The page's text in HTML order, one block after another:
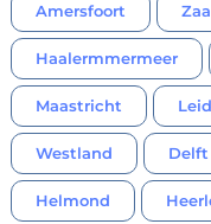
Amersfoort
Haalermmermeer
Maastricht
Westland Delft
Helmond